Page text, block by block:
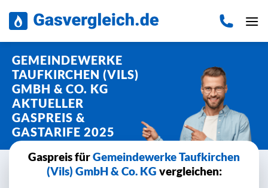
Inhalt
GEMEINDEWERKE
TAUFKIRCHEN (VILS)
GMBH & CO. KG
AKTUELLER
GASPREIS &
GASTARIFE 2025
Gaspreis fürGemeindewerke Taufkirchen
(Vils) GmbH & Co. KG vergleichen: